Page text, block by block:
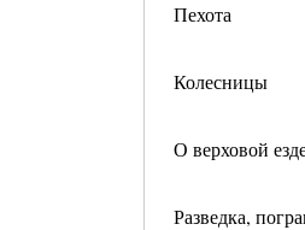
Пехота
Колесницы
О верховой
Разведка,